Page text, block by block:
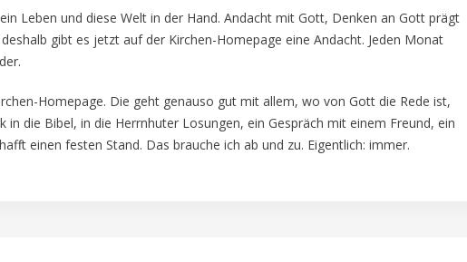
Leben und diese Welt in der Hand. Andacht mit Gott, Denken an Gott prägt
gibt es jetzt auf der Kirchen-Homepage eine Andacht. Jeden Monat
Homepage. Die geht genauso gut mit allem, wo von Gott die Rede ist,
in die Bibel, in die Herrnhuter Losungen, ein Gespräch mit einem Freund, ein
einen festen Stand. Das brauche ich ab und zu. Eigentlich: immer.